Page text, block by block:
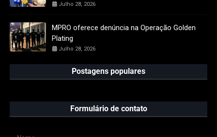
Julho 28, 2026
MPRO oferece denúncia na Operação Golden
Plating
Julho 28, 2026
Postagens populares
Formulário de contato